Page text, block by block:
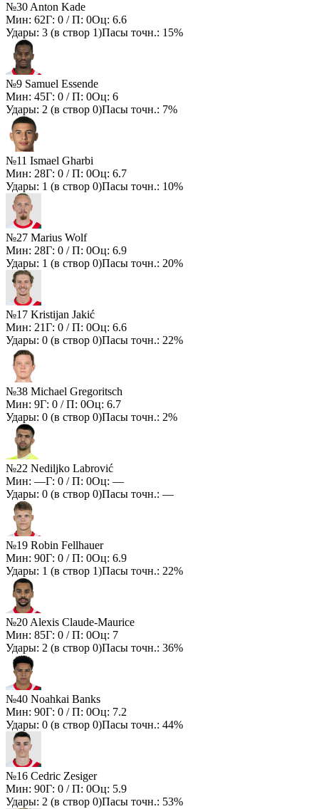
№30 Anton Kade
Мин: 62Г: 0 / П: 0Оц: 6.6
Удары: 3 (в створ 1)Пасы точн.: 15%
№9 Samuel Essende
Мин: 45Г: 0 / П: 0Оц: 6
Удары: 2 (в створ 0)Пасы точн.: 7%
№11 Ismael Gharbi
Мин: 28Г: 0 / П: 0Оц: 6.7
Удары: 1 (в створ 0)Пасы точн.: 10%
№27 Marius Wolf
Мин: 28Г: 0 / П: 0Оц: 6.9
Удары: 1 (в створ 0)Пасы точн.: 20%
№17 Kristijan Jakić
Мин: 21Г: 0 / П: 0Оц: 6.6
Удары: 0 (в створ 0)Пасы точн.: 22%
№38 Michael Gregoritsch
Мин: 9Г: 0 / П: 0Оц: 6.7
Удары: 0 (в створ 0)Пасы точн.: 2%
№22 Nediljko Labrović
Мин: —Г: 0 / П: 0Оц: —
Удары: 0 (в створ 0)Пасы точн.: —
№19 Robin Fellhauer
Мин: 90Г: 0 / П: 0Оц: 6.9
Удары: 1 (в створ 1)Пасы точн.: 22%
№20 Alexis Claude-Maurice
Мин: 85Г: 0 / П: 0Оц: 7
Удары: 2 (в створ 0)Пасы точн.: 36%
№40 Noahkai Banks
Мин: 90Г: 0 / П: 0Оц: 7.2
Удары: 0 (в створ 0)Пасы точн.: 44%
№16 Cedric Zesiger
Мин: 90Г: 0 / П: 0Оц: 5.9
Удары: 2 (в створ 0)Пасы точн.: 53%